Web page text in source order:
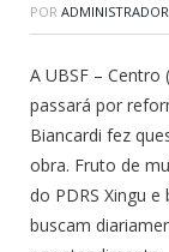
POR ADMINISTRADOR
A UBSF – Centro
passará por
Biancardi fez
obra. Fruto de
do PDRS Xingu
buscam